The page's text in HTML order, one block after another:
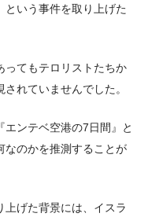
いう事件を取り上げた
ってもテロリストたちか
れていませんでした。
ンテベ空港の7日間』と
なのかを推測することが
げた背景には、イスラ